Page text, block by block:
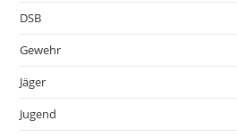
DSB
Gewehr
Jäger
Jugend